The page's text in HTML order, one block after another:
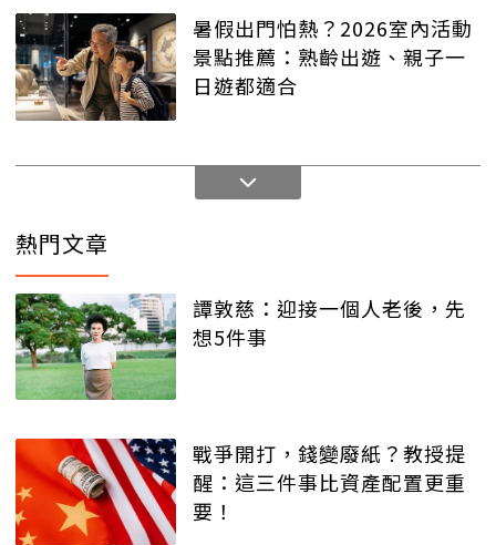
暑假出門怕熱？2026室內活動
景點推薦：熟齡出遊、親子一
日遊都適合
熱門文章
譚敦慈：迎接一個人老後，先
想5件事
戰爭開打，錢變廢紙？教授提
醒：這三件事比資產配置更重
要！